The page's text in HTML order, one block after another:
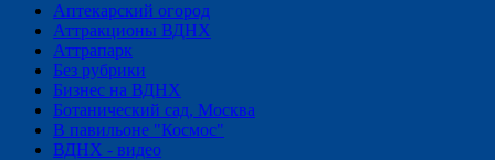
Аптекарский огород
Аттракционы ВДНХ
Аттрапарк
Без рубрики
Бизнес на ВДНХ
Ботанический сад, Москва
В павильоне "Космос"
ВДНХ - видео